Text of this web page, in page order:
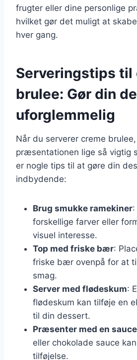
frugter eller dine personlige
hvilket gør det muligt at
hver gang.
Serveringstips til
brulee: Gør din
uforglemmelig
Når du serverer creme
præsentationen lige så vigtig
er nogle tips til at gøre din
indbydende:
Brug smukke ramekiner
forskellige farver eller
visuel interesse.
Top med friske bær:
friske bær ovenpå for at
smag.
Server med flødeskum:
flødeskum kan tilføje en
til din dessert.
Præsenter med en sauce
eller chokolade sauce
tilføjelse.